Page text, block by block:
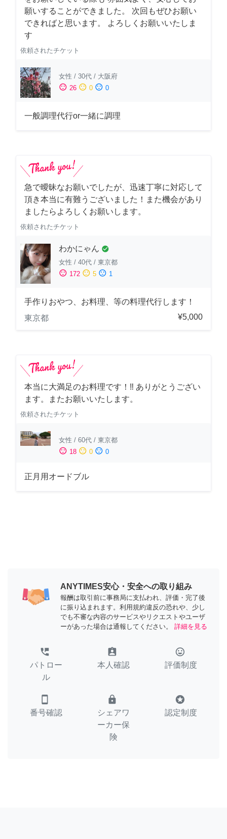
願いすることができました。 次回もぜひお願い
できればと思います。 よろしくお願いいたしま
す
依頼されたチケット
女性 / 30代 / 大阪府
sentiment_satisfied 26 sentiment_neutral 0 sentiment_dissatisfied 0
一般調理代行or一緒に調理
急で曖昧なお願いでしたが、迅速丁寧に対応して
頂き本当に有難うございました！また機会があり
ましたらよろしくお願いします。
依頼されたチケット
わかにゃん check_circle
女性 / 40代 / 東京都
sentiment_satisfied 172 sentiment_neutral 5 sentiment_dissatisfied 1
手作りおやつ、お料理、等の料理代行します！
東京都
¥5,000
本当に大満足のお料理です！‼️ ありがとうござい
ます。またお願いいたします。
依頼されたチケット
女性 / 60代 / 東京都
sentiment_satisfied 18 sentiment_neutral 0 sentiment_dissatisfied 0
正月用オードブル
ANYTIMES安心・安全への取り組み
報酬は取引前に事務局に支払われ、評価・完了後
に振り込まれます。利用規約違反の恐れや、少し
でも不審な内容のサービスやリクエストやユーザ
ーがあった場合は通報してください。
詳細を見る
perm_phone_msg
パトロー
ル
assignment_ind
本人確認
tag_faces
評価制度
smartphone
番号確認
lock
シェアワ
ーカー保
険
stars
認定制度